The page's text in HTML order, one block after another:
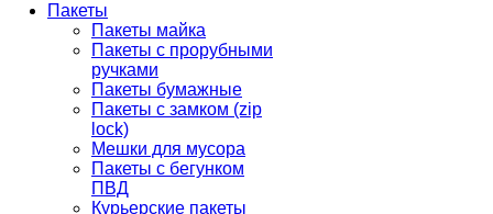
Пакеты
Пакеты майка
Пакеты с прорубными
ручками
Пакеты бумажные
Пакеты с замком (zip
lock)
Мешки для мусора
Пакеты с бегунком
ПВД
Курьерские пакеты